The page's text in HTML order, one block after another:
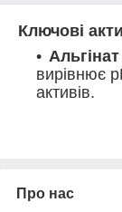
Ключові
Альгінат
вирівнює
активів.
клітинної
бар'єрних
Про нас